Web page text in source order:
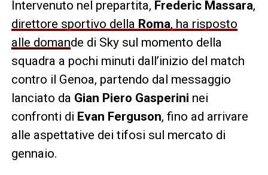
Intervenuto nel prepartita, Frederic Massara,
direttore sportivo della Roma, ha risposto
alle domande di Sky sul momento della
squadra a pochi minuti dall’inizio del match
contro il Genoa, partendo dal messaggio
lanciato da Gian Piero Gasperini nei
confronti di Evan Ferguson, fino ad arrivare
alle aspettative dei tifosi sul mercato di
gennaio.